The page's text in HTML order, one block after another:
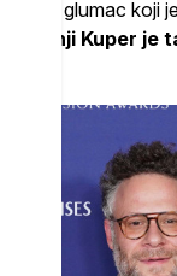
glumac
Kuper je